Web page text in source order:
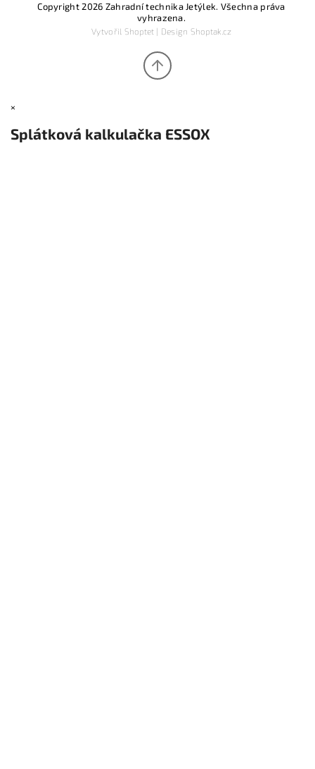
Copyright 2026 Zahradní technika Jetýlek. Všechna práva
vyhrazena.
Vytvořil Shoptet| Design Shoptak.cz
×
Splátková kalkulačka ESSOX